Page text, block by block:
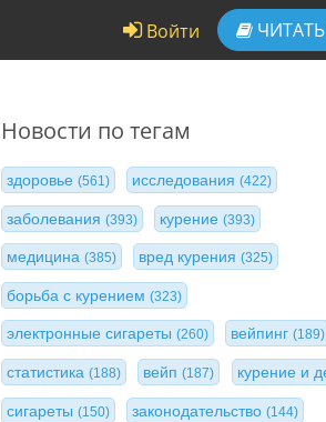
Войти ЧИТАТЬ
Новости по тегам
здоровье (561) исследования(422)
заболевания (393) курение(393)
медицина (385) вред курения(325)
борьба с курением (323)
электронные сигареты (260) вейпинг(189)
статистика (188) вейп(187) курение и
сигареты (150) законодательство(144)